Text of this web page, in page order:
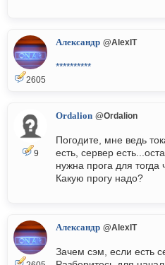
2605
Александр @AlexIT
**********
9
Ordalion @Ordalion
Погодите, мне ведь
есть, сервер
нужна прога для тогда
Какую прогу надо?
Александр @AlexIT
Зачем сэм, если есть